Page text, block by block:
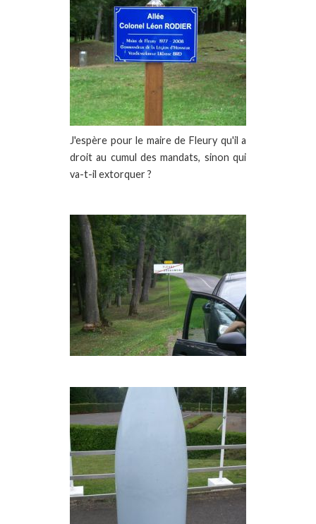
J'espère pour le maire de Fleury qu'il a
droit au cumul des mandats, sinon qui
va-t-il extorquer ?